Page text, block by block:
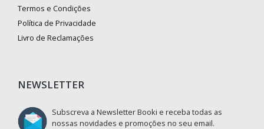
Termos e Condições
Política de Privacidade
Livro de Reclamações
NEWSLETTER
Subscreva a Newsletter Booki e receba todas as
nossas novidades e promoções no seu email.